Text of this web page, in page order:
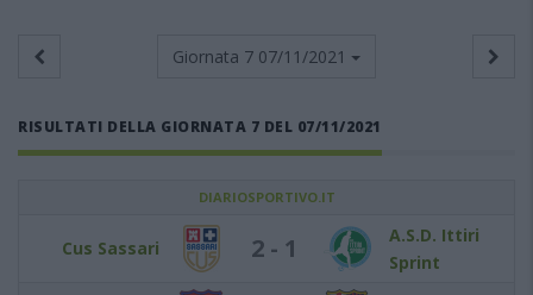
Giornata 7 07/11/2021
RISULTATI DELLA GIORNATA 7 DEL 07/11/2021
DIARIOSPORTIVO.IT
Cus Sassari 2 - 1
A.S.D. Ittiri
Sprint